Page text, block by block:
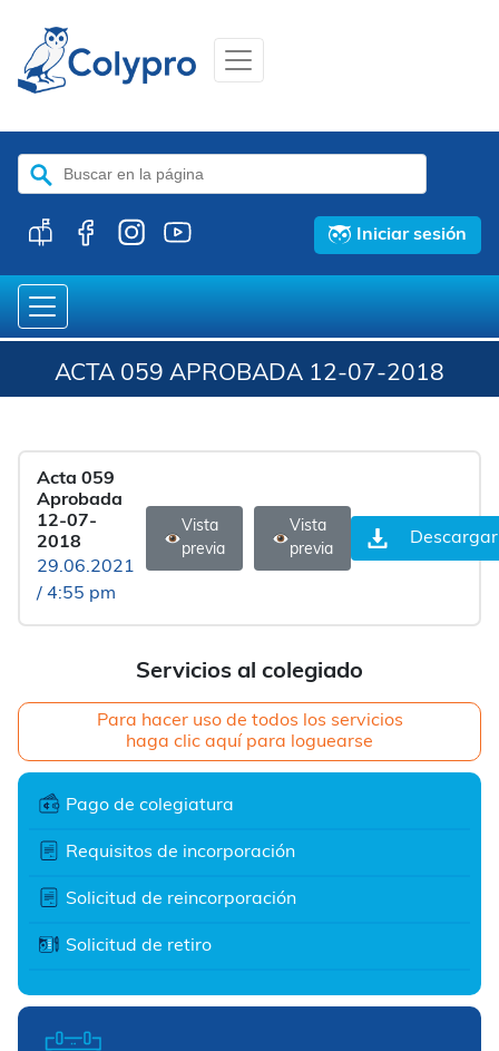
Buscar:
Iniciar sesión
ACTA 059 APROBADA 12-07-2018
Servicios al colegiado
Para hacer uso de todos los servicios
haga clic aquí para loguearse
Pago de colegiatura
Requisitos de incorporación
Solicitud de reincorporación
Solicitud de retiro
Acta 059
Aprobada
12-07-
2018
29.06.2021
/ 4:55 pm
Vista
previa
Vista
previa
Descargar